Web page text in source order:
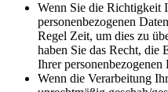
Wenn Sie die Richtigkeit
personenbezogenen
Regel Zeit, um dies zu
haben Sie das Recht, die
Ihrer personenbezogenen
Wenn die Verarbeitung